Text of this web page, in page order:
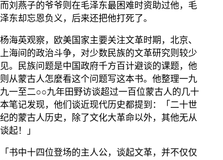
而刘燕子的爷爷则在毛泽东最困难时资助过他，毛
泽东却忘恩负义，后来还把他打死了。
杨海英观察，欧美国家主要关注文革时期，北京、
上海间的政治斗争，对少数民族的文革研究则较少
见。民族问题是中国政府千方百计避谈的课题，他
则从蒙古人怎麼看这个问题写这本书。他整理一九
九一至二○○九年田野访谈超过一百位蒙古人的几十
本笔记发现，他们谈近现代历史都提到：「二十世
纪的蒙古人历史，除了文化大革命以外，其他无从
谈起！」
「书中十四位登场的主人公，谈起文革，并不仅仅